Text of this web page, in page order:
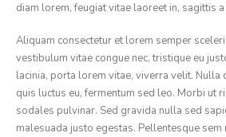
diam lorem, feugiat vitae laoreet in, sagittis
Aliquam consectetur et lorem semper
vestibulum vitae congue nec, tristique eu
lacinia, porta lorem vitae, viverra velit.
quis luctus eu, fermentum sed leo. Morbi ut
sodales pulvinar. Sed gravida nulla sed
malesuada justo egestas. Pellentesque sem